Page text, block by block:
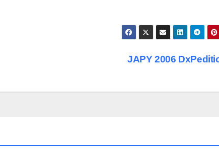
JAPY 2006